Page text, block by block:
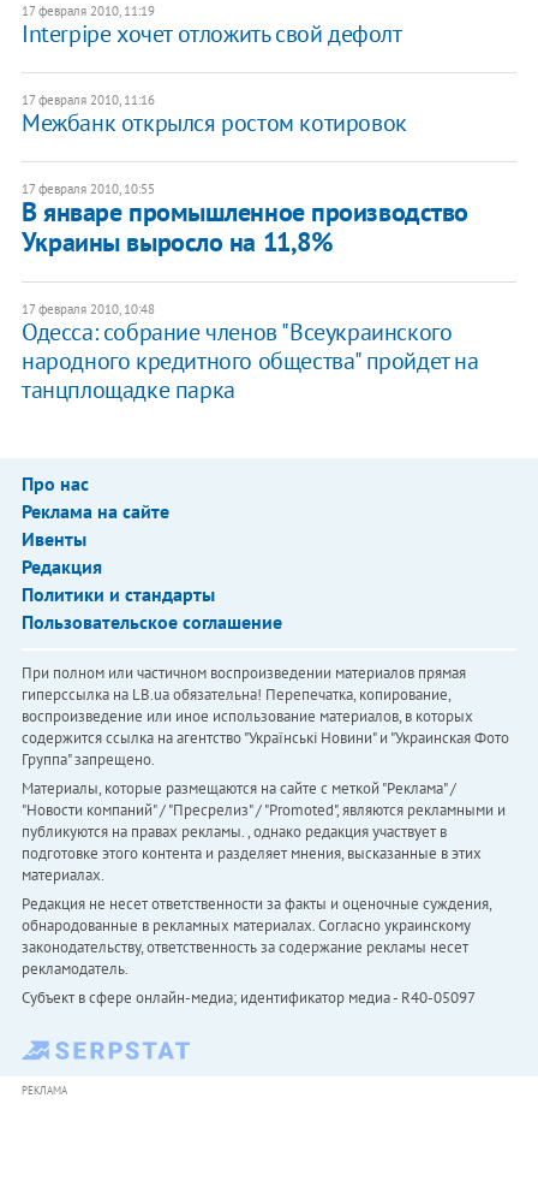
17 февраля 2010, 11:19
Interpipe хочет отложить свой дефолт
17 февраля 2010, 11:16
Межбанк открылся ростом котировок
17 февраля 2010, 10:55
В январе промышленное производство
Украины выросло на 11,8%
17 февраля 2010, 10:48
Одесса: собрание членов "Всеукраинского
народного кредитного общества" пройдет на
танцплощадке парка
Про нас
Реклама на сайте
Ивенты
Редакция
Политики и стандарты
Пользовательское соглашение
При полном или частичном воспроизведении материалов прямая
гиперссылка на LB.ua обязательна! Перепечатка, копирование,
воспроизведение или иное использование материалов, в которых
содержится ссылка на агентство "Українськi Новини" и "Украинская Фото
Группа" запрещено.
Материалы, которые размещаются на сайте с меткой "Реклама" /
"Новости компаний" / "Пресрелиз" / "Promoted", являются рекламными и
публикуются на правах рекламы. , однако редакция участвует в
подготовке этого контента и разделяет мнения, высказанные в этих
материалах.
Редакция не несет ответственности за факты и оценочные суждения,
обнародованные в рекламных материалах. Согласно украинскому
законодательству, ответственность за содержание рекламы несет
рекламодатель.
Субъект в сфере онлайн-медиа; идентификатор медиа - R40-05097
РЕКЛАМА